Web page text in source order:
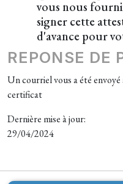
vous nous
signer cette
d'avance pour
REPONSE DE
Un courriel vous a été envoyé
certificat
Dernière mise à jour:
29/04/2024